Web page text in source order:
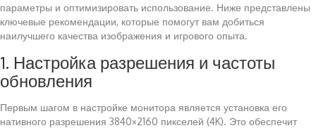
параметры и оптимизировать использование. Ниже представлены
ключевые рекомендации, которые помогут вам добиться
наилучшего качества изображения и игрового опыта.
1. Настройка разрешения и частоты
обновления
Первым шагом в настройке монитора является установка его
нативного разрешения 3840×2160 пикселей (4K). Это обеспечит